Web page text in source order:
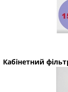
Кабінетний